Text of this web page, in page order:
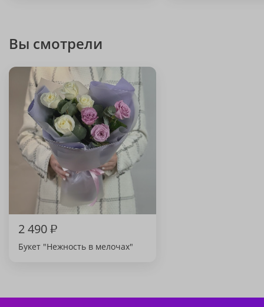
Вы смотрели
2 490₽
Букет "Нежность в мелочах"